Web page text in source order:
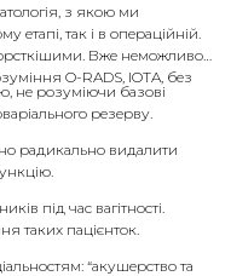
з якою ми
так і в операційній.
Вже неможливо
O-RADS, IOTA, без
не розуміючи базові
резерву.
радикально видалити
під час вагітності.
таких пацієнток.
“акушерство та